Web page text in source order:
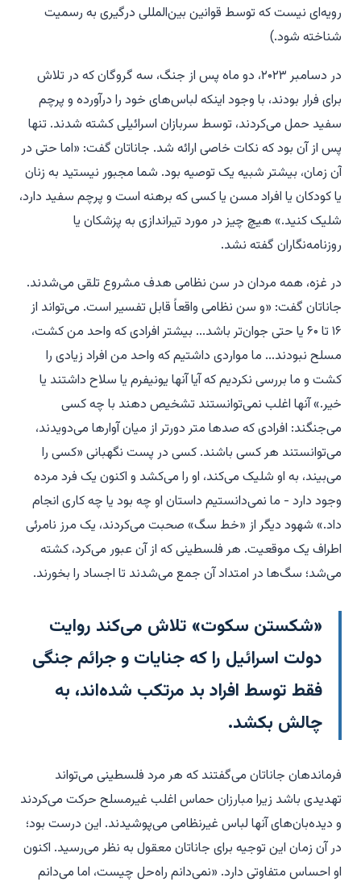
رویه‌ای نیست که توسط قوانین بین‌المللی درگیری به رسمیت
شناخته شود.)
در دسامبر ۲۰۲۳، دو ماه پس از جنگ، سه گروگان که در تلاش
برای فرار بودند، با وجود اینکه لباس‌های خود را درآورده و پرچم
سفید حمل می‌کردند، توسط سربازان اسرائیلی کشته شدند. تنها
پس از آن بود که نکات خاصی ارائه شد. جاناتان گفت: «اما حتی در
آن زمان، بیشتر شبیه یک توصیه بود. شما مجبور نیستید به زنان
یا کودکان یا افراد مسن یا کسی که برهنه است و پرچم سفید دارد،
شلیک کنید.» هیچ چیز در مورد تیراندازی به پزشکان یا
روزنامه‌نگاران گفته نشد.
در غزه، همه مردان در سن نظامی هدف مشروع تلقی می‌شدند.
جاناتان گفت: «و سن نظامی واقعاً قابل تفسیر است. می‌تواند از
۱۶ تا ۶۰ یا حتی جوان‌تر باشد... بیشتر افرادی که واحد من کشت،
مسلح نبودند... ما مواردی داشتیم که واحد من افراد زیادی را
کشت و ما بررسی نکردیم که آیا آنها یونیفرم یا سلاح داشتند یا
خیر.» آنها اغلب نمی‌توانستند تشخیص دهند با چه کسی
می‌جنگند: افرادی که صدها متر دورتر از میان آوارها می‌دویدند،
می‌توانستند هر کسی باشند. کسی در پست نگهبانی «کسی را
می‌بیند، به او شلیک می‌کند، او را می‌کشد و اکنون یک فرد مرده
وجود دارد - ما نمی‌دانستیم داستان او چه بود یا چه کاری انجام
داد.» شهود دیگر از «خط سگ» صحبت می‌کردند، یک مرز نامرئی
اطراف یک موقعیت. هر فلسطینی که از آن عبور می‌کرد، کشته
می‌شد؛ سگ‌ها در امتداد آن جمع می‌شدند تا اجساد را بخورند.
«شکستن سکوت» تلاش می‌کند روایت
دولت اسرائیل را که جنایات و جرائم جنگی
فقط توسط افراد بد مرتکب شده‌اند، به
چالش بکشد.
فرماندهان جاناتان می‌گفتند که هر مرد فلسطینی می‌تواند
تهدیدی باشد زیرا مبارزان حماس اغلب غیرمسلح حرکت می‌کردند
و دیده‌بان‌های آنها لباس غیرنظامی می‌پوشیدند. این درست بود؛
در آن زمان این توجیه برای جاناتان معقول به نظر می‌رسید. اکنون
او احساس متفاوتی دارد. «نمی‌دانم راه‌حل چیست، اما می‌دانم